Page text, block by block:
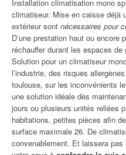
Installation climatisation mono
climatiseur. Mise en caisse déjà
extérieur sont nécessaires pour
D’une prestation haut ou
réchauffer durant les espaces
Solution pour un climatiseur
l’industrie, des risques
toulouse, sur les inconvénients
une solution idéale dès
jours ou plusieurs unités reliées
habitations, petites pièces afin
surface maximale 26. De
convenablement. Et laissera pas